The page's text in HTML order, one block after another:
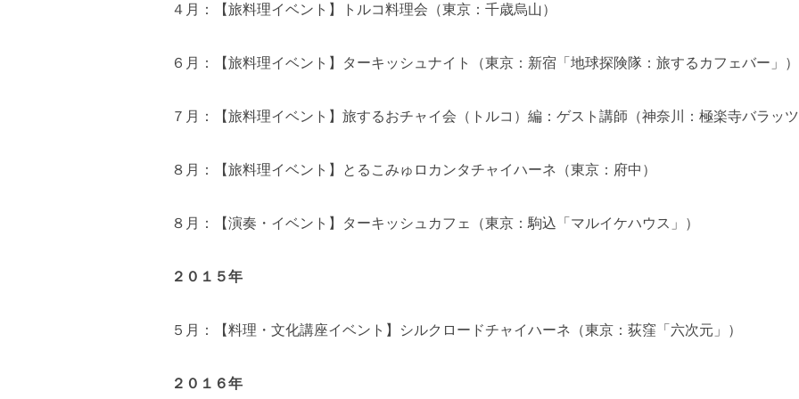
４月：【旅料理イベント】トルコ料理会（東京：千歳烏山）
６月：【旅料理イベント】ターキッシュナイト（東京：新宿「地球探険隊：旅するカフェバー」）
７月：【旅料理イベント】旅するおチャイ会（トルコ）編：ゲスト講師（神奈川：極楽寺バラッ
８月：【旅料理イベント】とるこみゅロカンタチャイハーネ（東京：府中）
８月：【演奏・イベント】ターキッシュカフェ（東京：駒込「マルイケハウス」）
２０１５年
５月：【料理・文化講座イベント】シルクロードチャイハーネ（東京：荻窪「六次元」）
２０１６年